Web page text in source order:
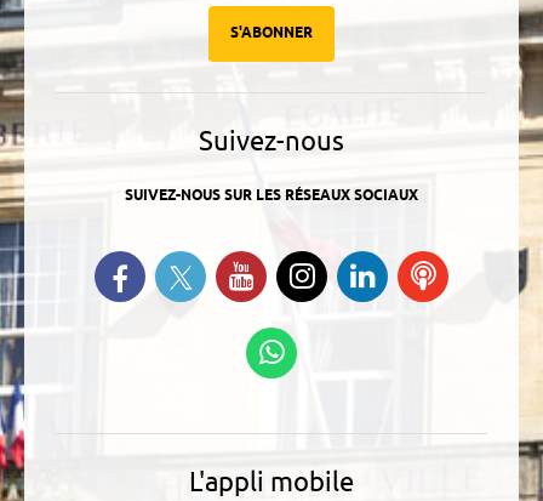
S'ABONNER
Suivez-nous
SUIVEZ-NOUS SUR LES RÉSEAUX SOCIAUX
Retrouvez-nous sur Facebook
Suivez-nous sur Twitter
Suivez-nous sur YouTube
Suivez-nous sur
Instagram
Retrouvez-
nous sur
Ecoutez
L'appli mobile